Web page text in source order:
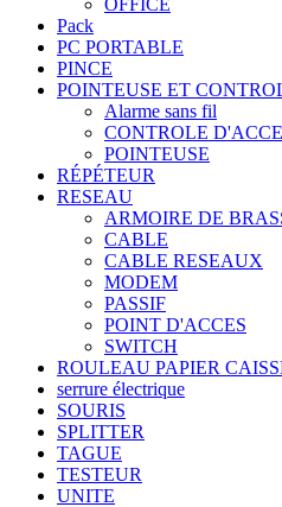
Pack
PC PORTABLE
PINCE
POINTEUSE ET
Alarme sans fil
CONTROLE
POINTEUSE
RÉPÉTEUR
RESEAU
ARMOIRE DE
CABLE
CABLE RESEAUX
MODEM
PASSIF
POINT D'ACCES
SWITCH
ROULEAU PAPIER
serrure électrique
SOURIS
SPLITTER
TAGUE
TESTEUR
UNITE